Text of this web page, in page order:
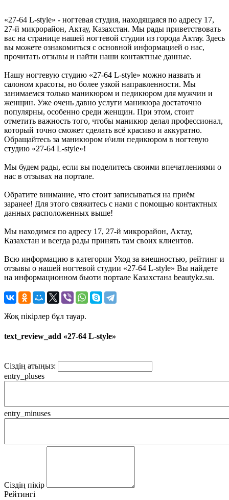
«27-64 L-style» - ногтевая студия, находящаяся по адресу 17,
27-й микрорайон, Актау, Казахстан. Мы рады приветствовать
вас на странице нашей ногтевой студии из города Актау. Здесь
вы можете ознакомиться с основной информацией о нас,
прочитать отзывы и найти наши контактные данные.
Нашу ногтевую студию «27-64 L-style» можно назвать и
салоном красоты, но более узкой направленности. Мы
занимаемся только маникюром и педикюром для мужчин и
женщин. Уже очень давно услуги маникюра достаточно
популярны, особенно среди женщин. При этом, стоит
отметить важность того, чтобы маникюр делал профессионал,
который точно сможет сделать всё красиво и аккуратно.
Обращайтесь за маникюром и\или педикюром в ногтевую
студию «27-64 L-style»!
Мы будем рады, если вы поделитесь своими впечатлениями о
нас в отзывах на портале.
Обратите внимание, что стоит записываться на приём
заранее! Для этого свяжитесь с нами с помощью контактных
данных расположенных выше!
Мы находимся по адресу 17, 27-й микрорайон, Актау,
Казахстан и всегда рады принять там своих клиентов.
Всю информацию в категории Уход за внешностью, рейтинг и
отзывы о нашей ногтевой студии «27-64 L-style» Вы найдете
на информационном бьюти портале Казахстана beautykz.su.
Жоқ пікірлер бұл тауар.
text_review_add «27-64 L-style»
Сіздің атыңыз:
entry_pluses
entry_minuses
Сіздің пікір
Рейтингі